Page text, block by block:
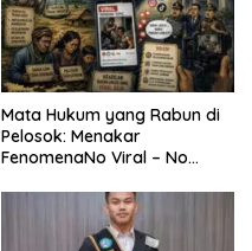
Mata Hukum yang Rabun di
Pelosok: Menakar
FenomenaNo Viral – No